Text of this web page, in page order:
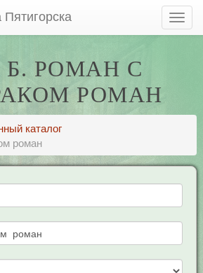
Б. РОМАН С
РОМАН
каталог
роман